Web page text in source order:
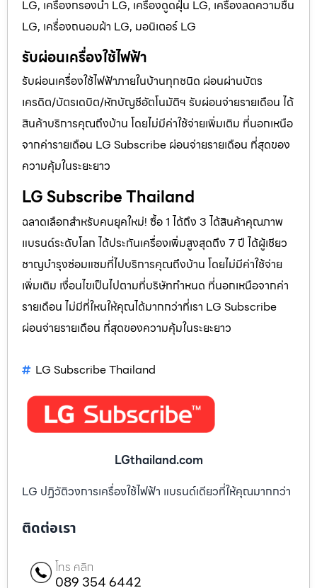
LG, เครื่องกรองน้ำ LG, เครื่องดูดฝุ่น LG, เครื่องลดความชื้น
LG, เครื่องถนอมผ้า LG, มอนิเตอร์ LG
รับผ่อนเครื่องใช้ไฟฟ้า
รับผ่อนเครื่องใช้ไฟฟ้าภายในบ้านทุกชนิด ผ่อนผ่านบัตร
เครดิต/บัตรเดบิต/หักบัญชีอัตโนมัติฯ รับผ่อนจ่ายรายเดือน ได้
สินค้าบริการคุณถึงบ้าน โดยไม่มีค่าใช้จ่ายเพิ่มเติม ที่นอกเหนือ
จากค่ารายเดือน LG Subscribe ผ่อนจ่ายรายเดือน ที่สุดของ
ความคุ้มในระยะยาว
LG Subscribe Thailand
ฉลาดเลือกสำหรับคนยุคใหม่! ซื้อ 1 ได้ถึง 3 ได้สินค้าคุณภาพ
แบรนด์ระดับโลก ได้ประกันเครื่องเพิ่มสูงสุดถึง 7 ปี ได้ผู้เชียว
ชาญบำรุงซ่อมแซมที่ไปบริการคุณถึงบ้าน โดยไม่มีค่าใช้จ่าย
เพิ่มเติม เงื่อนไขเป็นไปตามที่บริษัทกำหนด ที่นอกเหนือจากค่า
รายเดือน ไม่มีที่ใหนให้คุณได้มากกว่าที่เรา LG Subscribe
ผ่อนจ่ายรายเดือน ที่สุดของความคุ้มในระยะยาว
LG Subscribe Thailand
LGthailand.com
LG ปฏิวัติวงการเครื่องใช้ไฟฟ้า แบรนด์เดียวที่ให้คุณมากกว่า
ติดต่อเรา
โทร คลิก
089 354 6442